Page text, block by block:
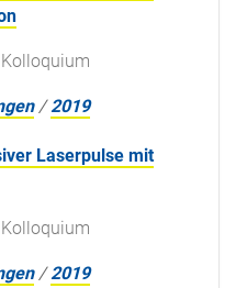
/2019
Laserpulse mit
/2019